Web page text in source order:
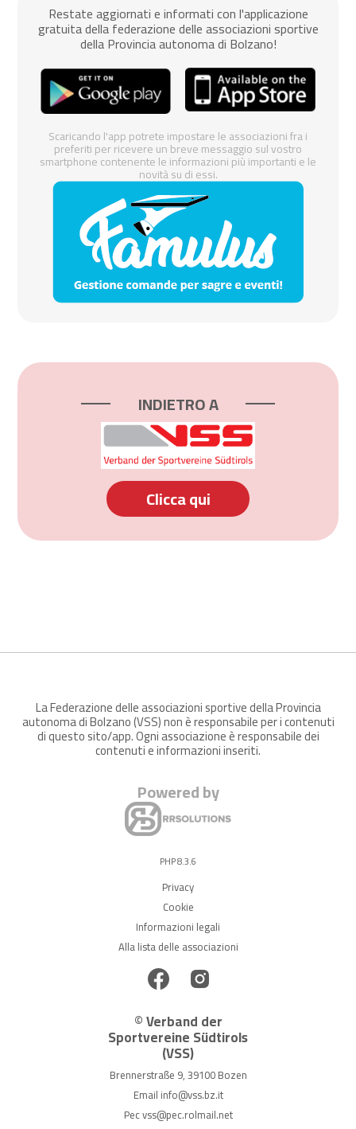
Restate aggiornati e informati con l'applicazione
gratuita della federazione delle associazioni sportive
della Provincia autonoma di Bolzano!
Scaricando l'app potrete impostare le associazioni fra i
preferiti per ricevere un breve messaggio sul vostro
smartphone contenente le informazioni più importanti e le
novità su di essi.
INDIETRO A
Clicca qui
La Federazione delle associazioni sportive della Provincia
autonoma di Bolzano (VSS) non è responsabile per i contenuti
di questo sito/app. Ogni associazione è responsabile dei
contenuti e informazioni inseriti.
Powered by
PHP 8.3.6
Privacy
Cookie
Informazioni legali
Alla lista delle associazioni
© Verband der
Sportvereine Südtirols
(VSS)
Brennerstraße 9, 39100 Bozen
Email info@vss.bz.it
Pecvss@pec.rolmail.net